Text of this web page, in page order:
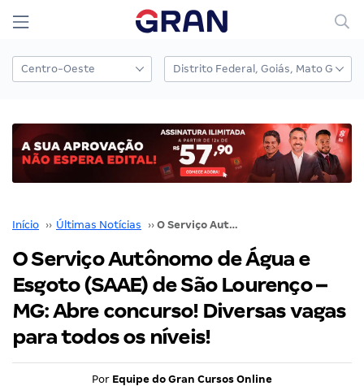
Início ›› Últimas Notícias ›› O Serviço Autônomo de Água e Esgoto (SAAE) de São Lourenço – MG: Abre concurso! Diversas vagas para todos os níveis!
O Serviço Autônomo de Água e
Esgoto (SAAE) de São Lourenço –
MG: Abre concurso! Diversas vagas
para todos os níveis!
Por Equipe do Gran Cursos Online